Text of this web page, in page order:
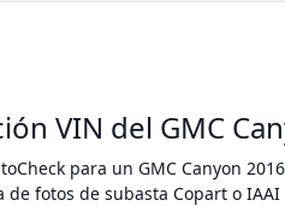
VIN del GMC
para un GMC Canyon
fotos de subasta Copart o